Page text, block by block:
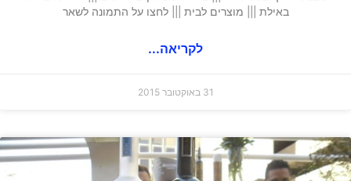
באילת ||| מוצרים לבית ||| לחצו על התמונה לשאר
לקריאה...
31 באוקטובר 2015